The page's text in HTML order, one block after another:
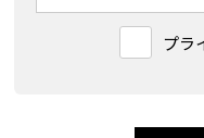
第2条（個人情報の収
当チームは，ユーザー
第3条（個人情報を
プラ